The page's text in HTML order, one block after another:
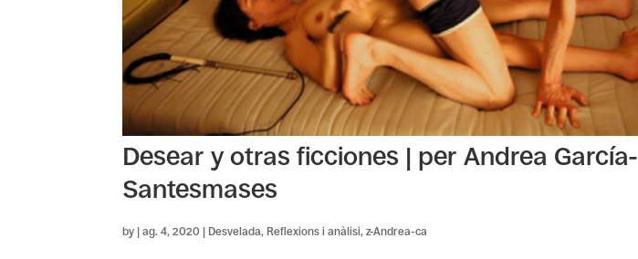
Desear y otras ficciones | per Andrea García-
Santesmases
by |ag. 4, 2020 | Desvelada, Reflexions i anàlisi,z-Andrea-ca